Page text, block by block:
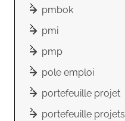
pmbok
pmi
pmp
pole emploi
portefeuille projet
portefeuille projets